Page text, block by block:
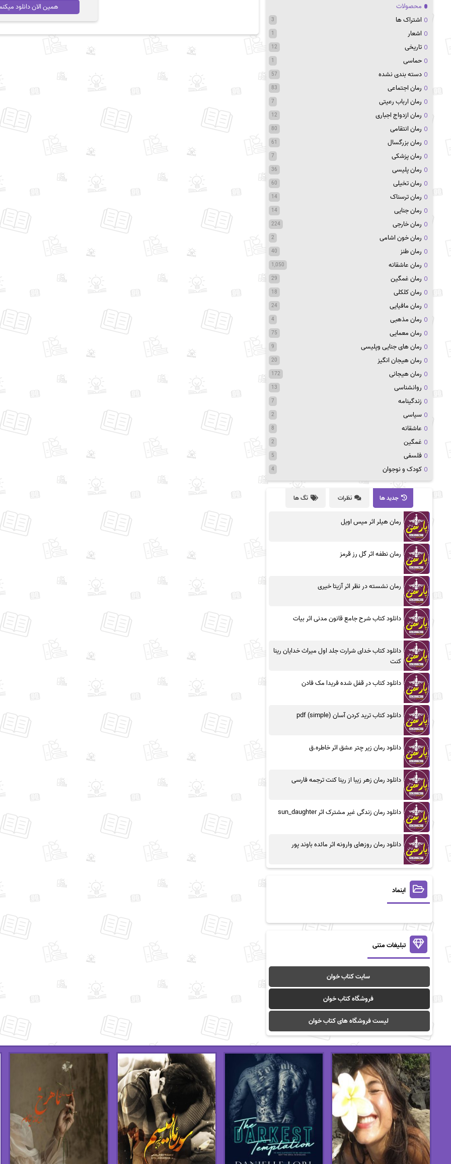
همین الان دانلود
محصولات
اشتراک ها
3
اشعار 1
تاریخی 12
حماسی 1
دسته بندی نشده 57
رمان اجتماعی 83
رمان ارباب رعیتی 7
رمان ازدواج اجباری 12
رمان انتقامی 80
رمان بزرگسال 61
رمان پزشکی 7
رمان پلیسی 36
رمان تخیلی 60
رمان ترسناک 14
رمان جنایی 14
رمان خارجی 224
رمان خون اشامی 2
رمان طنز 40
رمان عاشقانه 1,050
رمان غمگین 29
رمان کلکلی 18
رمان مافیایی 24
رمان مذهبی 4
رمان معمایی 75
رمان های جنایی وپلیسی 9
رمان هیجان انگیز 20
رمان هیجانی 172
روانشناسی 13
زندگینامه 7
سیاسی 2
عاشقانه 8
غمگین 2
فلسفی 5
کودک و نوجوان 4
جدید ها نظرات تگ ها
رمان هیلر اثر میس اویل
رمان نطفه اثر گل رز قرمز
رمان نشسته در نظر اثر آزیتا خیری
دانلود کتاب شرح جامع قانون مدنی اثر بیات
دانلود کتاب خدای شرارت جلد اول میراث خدایان رینا
کنت
دانلود کتاب در قفل شده فریدا مک فادن
دانلود کتاب ترید کردن آسان (simple) pdf
دانلود رمان زیر چتر عشق اثر خاطره.ق
دانلود رمان زهر زیبا از رینا کنت ترجمه فارسی
دانلود رمان زندگی غیر مشترک اثر sun_daughter
دانلود رمان روزهای وارونه اثر مائده باوند پور
اینماد
تبلیغات متنی
سایت کتاب خوان
فروشگاه کتاب خوان
لیست فروشگاه های کتاب خوان